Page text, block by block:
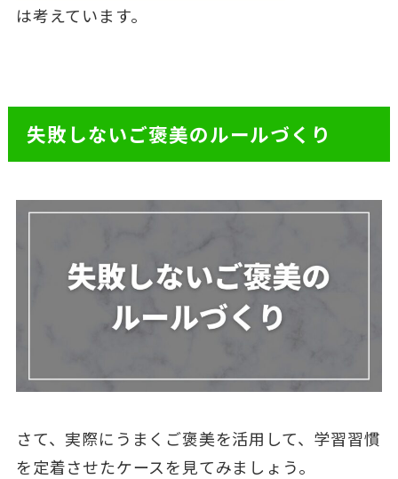
は考えています。
失敗しないご褒美のルールづくり
さて、実際にうまくご褒美を活用して、学習習慣
を定着させたケースを見てみましょう。